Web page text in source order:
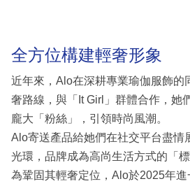
全方位構建輕奢形象
近年來，Alo在深耕專業瑜伽服飾的
奢路線，與「It Girl」群體合作，她
龐大「粉絲」，引領時尚風潮。
Alo寄送產品給她們在社交平台盡情
光環，品牌成為高尚生活方式的「標
為鞏固其輕奢定位，Alo於2025年